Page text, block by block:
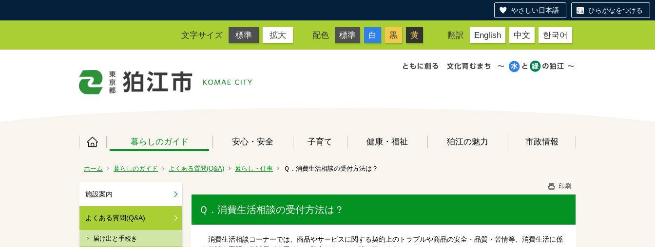
やさしい日本語 ひらがなをつける
文字サイズ 標準 拡大 配色 標準 白 黒 黄 翻訳 English 中文 한국어
暮らしのガイド 安心・安全 子育て 健康・福祉 狛江の魅力 市政情報
ホーム 暮らしのガイド よくある質問(Q&A) 暮らし・仕事 Ｑ．消費生活相談の受付方法は？
施設案内
よくある質問(Q&A)
届け出と手続き
印刷
Ｑ．消費生活相談の受付方法は？
消費生活相談コーナーでは、商品やサービスに関する契約上のトラブルや商品の安全・品質・苦情等、消費生活に係